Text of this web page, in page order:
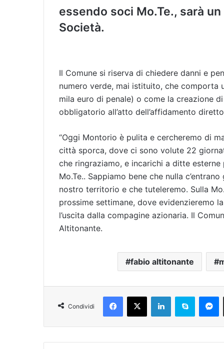
essendo soci Mo.Te., sarà
Società.
Il Comune si riserva di chiedere danni e
numero verde, mai istituito, che comporta
mila euro di penale) o come la creazione
obbligatorio all’atto dell’affidamento
“Oggi Montorio è pulita e cercheremo di
città sporca, dove ci sono volute 22
che ringraziamo, e incarichi a ditte
Mo.Te.. Sappiamo bene che nulla
nostro territorio e che tuteleremo. Sulla
prossime settimane, dove evidenzieremo
l’uscita dalla compagine azionaria. Il
Altitonante.
fabio altitonante
Condividi